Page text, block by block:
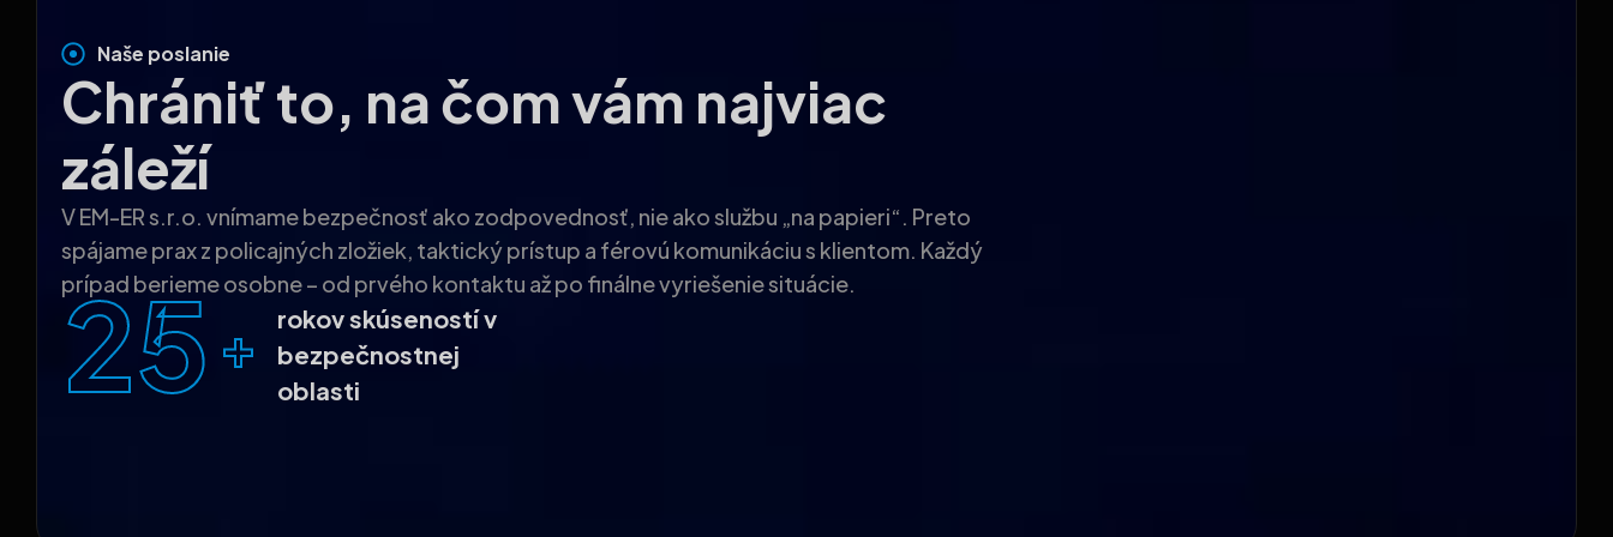
Naše poslanie
Chrániť to, na čom vám najviac
záleží
V EM-ER s.r.o. vnímame bezpečnosť ako zodpovednosť, nie ako službu „na papieri“. Preto
spájame prax z policajných zložiek, taktický prístup a férovú komunikáciu s klientom. Každý
prípad berieme osobne – od prvého kontaktu až po finálne vyriešenie situácie.
25+
rokov skúseností v
bezpečnostnej
oblasti